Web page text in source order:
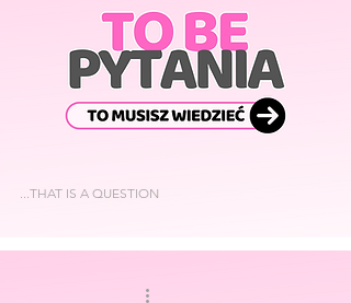
...THAT IS A QUESTION